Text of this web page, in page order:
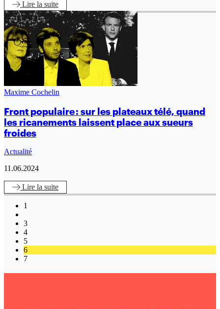
Lire la suite
Maxime Cochelin
Front populaire : sur les plateaux télé, quand
les ricanements laissent place aux sueurs
froides
Actualité
11.06.2024
Lire la suite
1
3
4
5
6
7